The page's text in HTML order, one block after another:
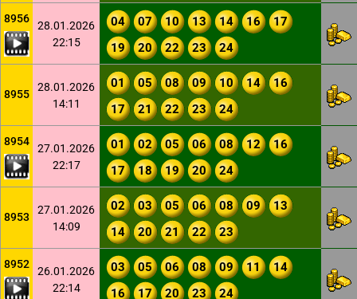
8956
28.01.2026
22:15
04 07 10 13 14 16
17
19
20 22 23 24
8955
28.01.2026
14:11
01 05 08 09 10 14
16
17
21 22 23 24
8954
27.01.2026
22:17
01 02 05 06 08 12
16
17
18 19 20 24
8953
27.01.2026
14:09
02 03 05 06 08 09
13
14
20 21 22 23
8952
26.01.2026
22:14
03 05 06 08 09 11
14
16
17 20 23 24